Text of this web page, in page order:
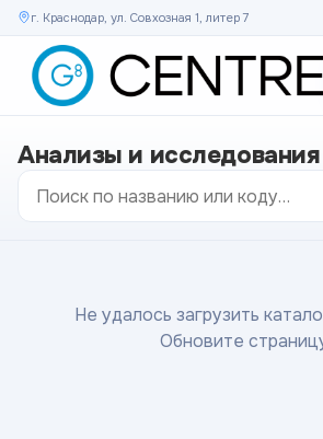
г. Краснодар, ул. Совхозная 1, литер 7
Анализы и исследования
Не удалось загрузить
Обновите